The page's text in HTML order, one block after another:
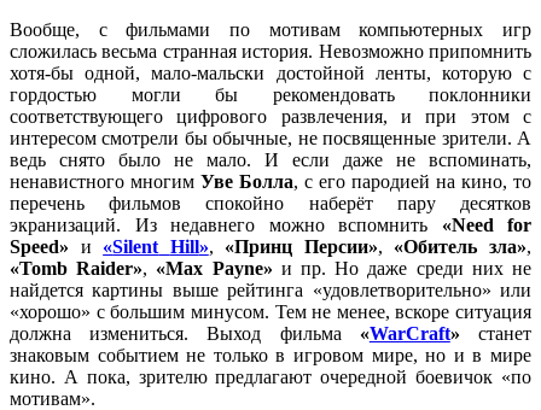
Вообще, с фильмами по мотивам компьютерных игр
сложилась весьма странная история. Невозможно припомнить
хотя-бы одной, мало-мальски достойной ленты, которую с
гордостью могли бы рекомендовать поклонники
соответствующего цифрового развлечения, и при этом с
интересом смотрели бы обычные, не посвященные зрители. А
ведь снято было не мало. И если даже не вспоминать,
ненавистного многим Уве Болла, с его пародией на кино, то
перечень фильмов спокойно наберёт пару десятков
экранизаций. Из недавнего можно вспомнить «Need for
Speed» и «Silent Hill», «Принц Персии», «Обитель зла»,
«Tomb Raider», «Max Payne» и пр. Но даже среди них не
найдется картины выше рейтинга «удовлетворительно» или
«хорошо» с большим минусом. Тем не менее, вскоре ситуация
должна измениться. Выход фильма «WarCraft» станет
знаковым событием не только в игровом мире, но и в мире
кино. А пока, зрителю предлагают очередной боевичок «по
мотивам».